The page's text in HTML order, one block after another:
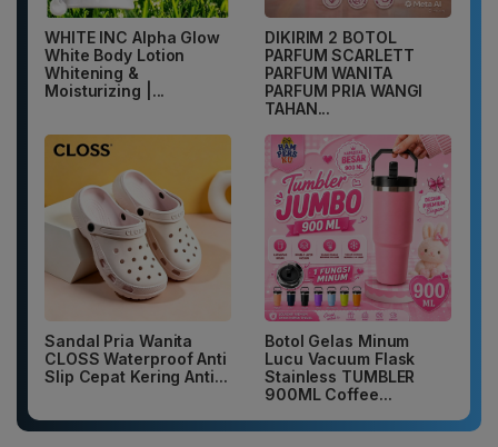
WHITE INC Alpha Glow
White Body Lotion
Whitening &
Moisturizing |...
DIKIRIM 2 BOTOL
PARFUM SCARLETT
PARFUM WANITA
PARFUM PRIA WANGI
TAHAN...
Sandal Pria Wanita
CLOSS Waterproof Anti
Slip Cepat Kering Anti...
Botol Gelas Minum
Lucu Vacuum Flask
Stainless TUMBLER
900ML Coffee...